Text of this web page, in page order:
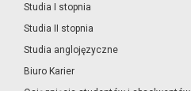
Studia I stopnia
Studia II stopnia
Studia anglojęzyczne
Biuro Karier